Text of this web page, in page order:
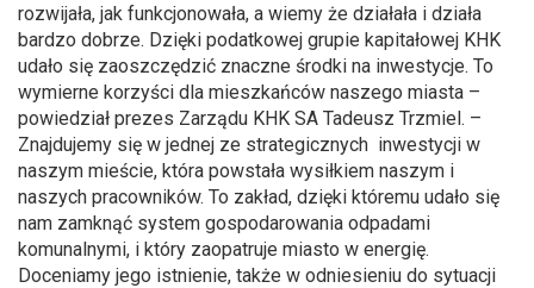
rozwijała, jak funkcjonowała, a wiemy że działała i działa
bardzo dobrze. Dzięki podatkowej grupie kapitałowej KHK
udało się zaoszczędzić znaczne środki na inwestycje. To
wymierne korzyści dla mieszkańców naszego miasta –
powiedział prezes Zarządu KHK SA Tadeusz Trzmiel. –
Znajdujemy się w jednej ze strategicznych inwestycji w
naszym mieście, która powstała wysiłkiem naszym i
naszych pracowników. To zakład, dzięki któremu udało się
nam zamknąć system gospodarowania odpadami
komunalnymi, i który zaopatruje miasto w energię.
Doceniamy jego istnienie, także w odniesieniu do sytuacji